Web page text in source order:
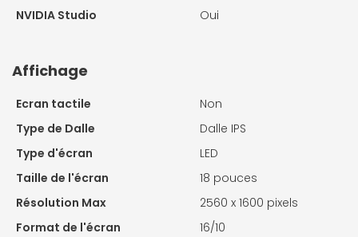
NVIDIA Studio
Oui
Affichage
Ecran tactile
Non
Type de Dalle
Dalle IPS
Type d'écran
LED
Taille de l'écran
18 pouces
Résolution Max
2560 x 1600 pixels
Format de l'écran
16/10